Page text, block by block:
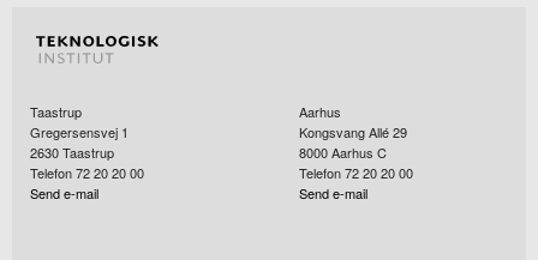
Taastrup
Gregersensvej 1
2630Taastrup
Telefon 72 20 20 00
Send e-mail
Aarhus
Kongsvang Allé 29
8000Aarhus C
Telefon 72 20 20 00
Send e-mail